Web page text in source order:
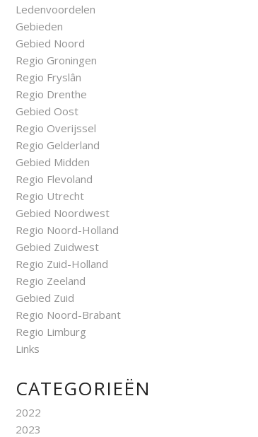
Ledenvoordelen
Gebieden
Gebied Noord
Regio Groningen
Regio Fryslân
Regio Drenthe
Gebied Oost
Regio Overijssel
Regio Gelderland
Gebied Midden
Regio Flevoland
Regio Utrecht
Gebied Noordwest
Regio Noord-Holland
Gebied Zuidwest
Regio Zuid-Holland
Regio Zeeland
Gebied Zuid
Regio Noord-Brabant
Regio Limburg
Links
CATEGORIEËN
2022
2023